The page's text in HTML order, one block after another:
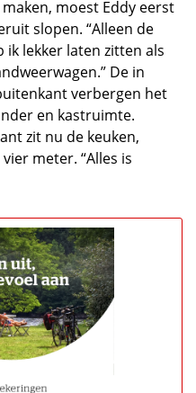
moest Eddy eerst
slopen. “Alleen de
lekker laten zitten als
De in
verbergen het
en kastruimte.
zit nu de keuken,
meter. “Alles is